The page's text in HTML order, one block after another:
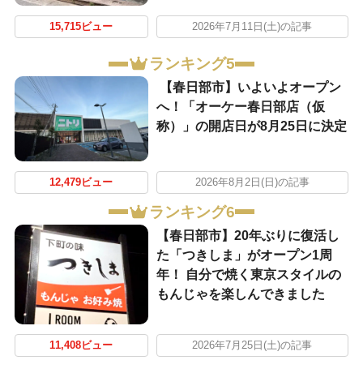
15,715ビュー 2026年7月11日(土)の記事
ランキング5
【春日部市】いよいよオープン
へ！「オーケー春日部店（仮
称）」の開店日が8月25日に決定
12,479ビュー 2026年8月2日(日)の記事
ランキング6
【春日部市】20年ぶりに復活し
た「つきしま」がオープン1周
年！ 自分で焼く東京スタイルの
もんじゃを楽しんできました
11,408ビュー 2026年7月25日(土)の記事